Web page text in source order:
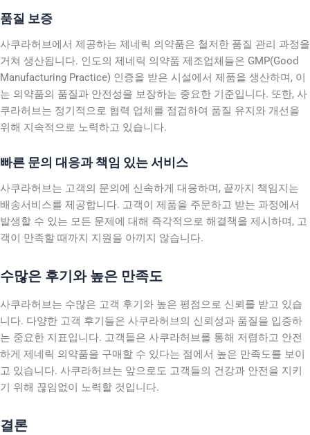
품질 보증
사쿠라허브에서 제공하는 제네릭 의약품은 철저한 품질 관리 과정을
거쳐 생산됩니다. 인도의 제네릭 의약품 제조업체들은 GMP(Good
Manufacturing Practice) 인증을 받은 시설에서 제품을 생산하며, 이
는 의약품의 품질과 안전성을 보장하는 중요한 기준입니다. 또한, 사
쿠라허브는 정기적으로 협력 업체를 점검하여 품질 유지와 개선을
위해 지속적으로 노력하고 있습니다.
빠른 문의 대응과 책임 있는 서비스
사쿠라허브는 고객의 문의에 신속하게 대응하며, 끝까지 책임지는
배송서비스를 제공합니다. 고객이 제품을 주문하고 받는 과정에서
발생할 수 있는 모든 문제에 대해 즉각적으로 해결책을 제시하며, 고
객이 만족할 때까지 지원을 아끼지 않습니다.
수많은 후기와 높은 만족도
사쿠라허브는 수많은 고객 후기와 높은 평점으로 신뢰를 받고 있습
니다. 다양한 고객 후기들은 사쿠라허브의 신뢰성과 품질을 입증하
는 중요한 지표입니다. 고객들은 사쿠라허브를 통해 저렴하고 안전
하게 제네릭 의약품을 구매할 수 있다는 점에서 높은 만족도를 보이
고 있습니다. 사쿠라허브는 앞으로도 고객들의 건강과 안전을 지키
기 위해 끊임없이 노력할 것입니다.
결론